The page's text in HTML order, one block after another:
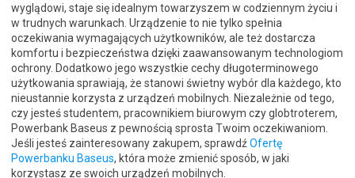
wyglądowi, staje się idealnym towarzyszem w codziennym życiu i
w trudnych warunkach. Urządzenie to nie tylko spełnia
oczekiwania wymagających użytkowników, ale też dostarcza
komfortu i bezpieczeństwa dzięki zaawansowanym technologiom
ochrony. Dodatkowo jego wszystkie cechy długoterminowego
użytkowania sprawiają, że stanowi świetny wybór dla każdego, kto
nieustannie korzysta z urządzeń mobilnych. Niezależnie od tego,
czy jesteś studentem, pracownikiem biurowym czy globtroterem,
Powerbank Baseus z pewnością sprosta Twoim oczekiwaniom.
Jeśli jesteś zainteresowany zakupem, sprawdźOfertę
Powerbanku Baseus, która może zmienić sposób, w jaki
korzystasz ze swoich urządzeń mobilnych.